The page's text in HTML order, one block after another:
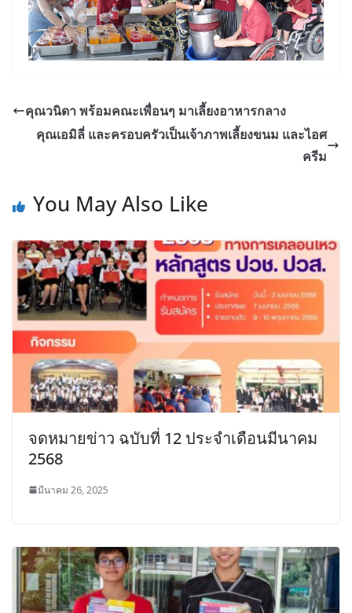
คุณวนิดา พร้อมคณะเพื่อนๆ มาเลี้ยงอาหารกลาง
คุณเอมิลี่ และครอบครัวเป็นเจ้าภาพเลี้ยงขนม และไอศ
ครีม
You May Also Like
จดหมายข่าว ฉบับที่ 12 ประจำเดือนมีนาคม
2568
มีนาคม 26, 2025